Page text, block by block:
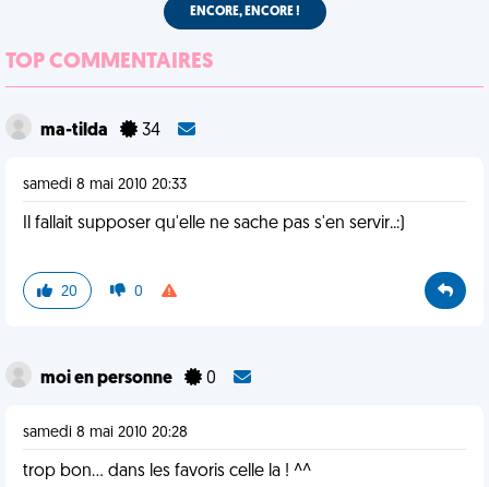
ENCORE, ENCORE !
TOP COMMENTAIRES
ma-tilda 34
samedi 8 mai 2010 20:33
Il fallait supposer qu'elle ne sache pas s'en servir..:)
20 0
moi en personne 0
samedi 8 mai 2010 20:28
trop bon... dans les favoris celle la ! ^^